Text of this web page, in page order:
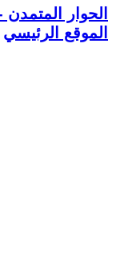
الحوار المتمدن
الموقع الرئيسي